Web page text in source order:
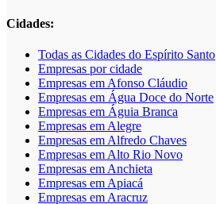
Cidades:
Todas as Cidades do Espírito Santo
Empresas por cidade
Empresas em Afonso Cláudio
Empresas em Água Doce do Norte
Empresas em Águia Branca
Empresas em Alegre
Empresas em Alfredo Chaves
Empresas em Alto Rio Novo
Empresas em Anchieta
Empresas em Apiacá
Empresas em Aracruz